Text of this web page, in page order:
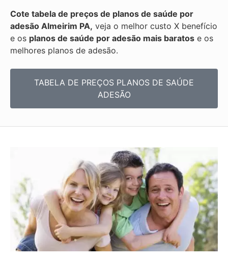
Cote tabela de preços de planos de saúde por
adesão Almeirim PA, veja o melhor custo X benefício
e os planos de saúde por adesão mais baratos e os
melhores planos de adesão.
TABELA DE PREÇOS PLANOS DE SAÚDE
ADESÃO